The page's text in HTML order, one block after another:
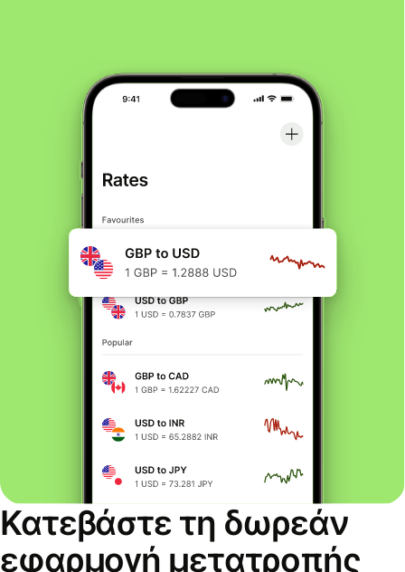
Κατεβάστε τη δωρεάν
εφαρμογή μετατροπής